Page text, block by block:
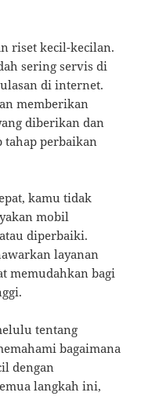
riset kecil-kecilan.
sering servis di
di internet.
memberikan
diberikan dan
tahap perbaikan
kamu tidak
mobil
diperbaiki.
layanan
memudahkan bagi
tentang
bagaimana
dengan
langkah ini,